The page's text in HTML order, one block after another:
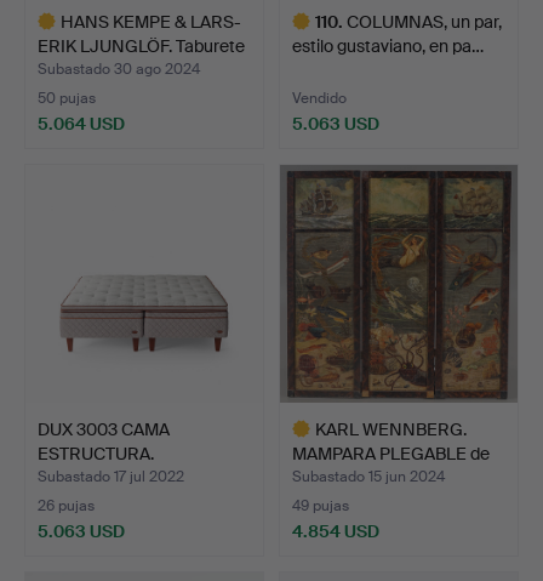
HANS KEMPE & LARS-
ERIK LJUNGLÖF. Taburete
…
Subastado 30 ago 2024
50 pujas
5.064 USD
110. COLUMNAS, un par,
estilo gustaviano, en pa…
Vendido
5.063 USD
seleccionado
DUX 3003 CAMA
ESTRUCTURA.
Subastado 17 jul 2022
26 pujas
5.063 USD
KARL WENNBERG.
MAMPARA PLEGABLE de
princip…
Subastado 15 jun 2024
49 pujas
4.854 USD